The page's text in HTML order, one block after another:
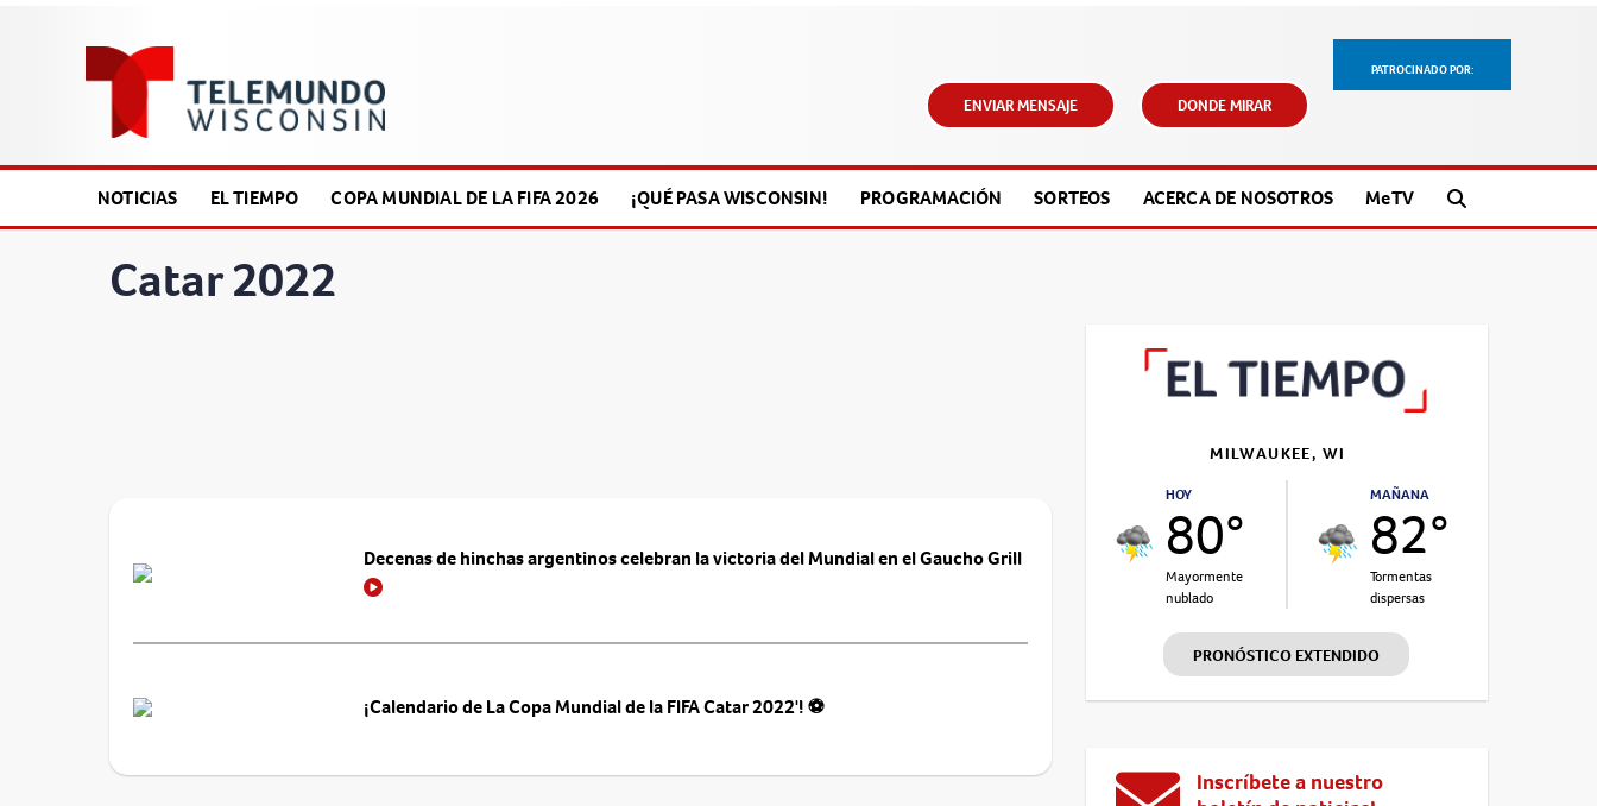
PATROCINADO POR:
ENVIAR MENSAJE DONDE MIRAR
NOTICIAS EL TIEMPO COPA MUNDIAL DE LA FIFA 2026 ¡QUÉ PASA WISCONSIN! PROGRAMACIÓN SORTEOS ACERCA DE NOSOTROS MeTV
Catar 2022
Decenas de hinchas argentinos celebran la victoria del Mundial en el Gaucho Grill
¡Calendario de La Copa Mundial de la FIFA Catar 2022'! ⚽️
MILWAUKEE, WI
HOY
80°
Mayormente
nublado
MAÑANA
82°
Tormentas
dispersas
PRONÓSTICO EXTENDIDO
Inscríbete a nuestro